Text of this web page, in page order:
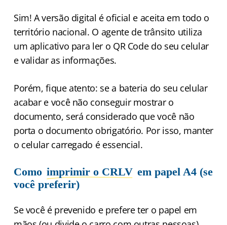
Sim! A versão digital é oficial e aceita em todo o
território nacional. O agente de trânsito utiliza
um aplicativo para ler o QR Code do seu celular
e validar as informações.
Porém, fique atento: se a bateria do seu celular
acabar e você não conseguir mostrar o
documento, será considerado que você não
porta o documento obrigatório. Por isso, manter
o celular carregado é essencial.
Como imprimir o CRLV em papel A4 (se
você preferir)
Se você é prevenido e prefere ter o papel em